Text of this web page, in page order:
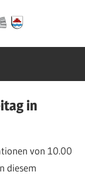
in
von 10.00
diesem